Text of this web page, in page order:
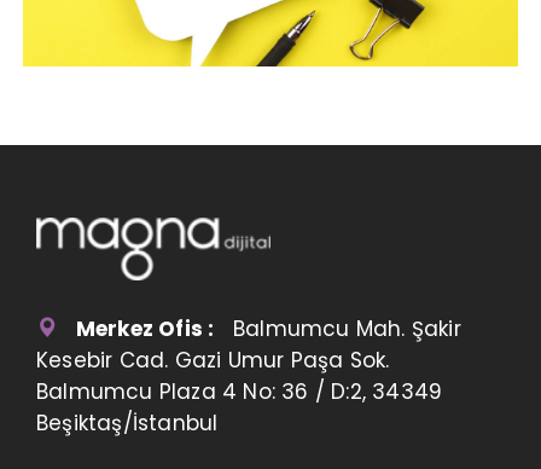
Merkez Ofis : Balmumcu Mah. Şakir
Kesebir Cad. Gazi Umur Paşa Sok.
Balmumcu Plaza 4 No: 36 / D:2, 34349
Beşiktaş/İstanbul